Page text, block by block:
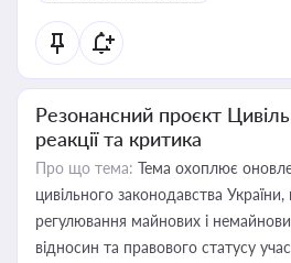
Резонансний проєкт
реакції та критика
Про що тема: Тема охоплює
цивільного законодавства
регулювання майнових і
відносин та правового статусу